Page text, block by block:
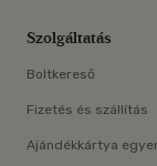
Szolgáltatás
Boltkereső
Fizetés és szállítás
Ajándékkártya